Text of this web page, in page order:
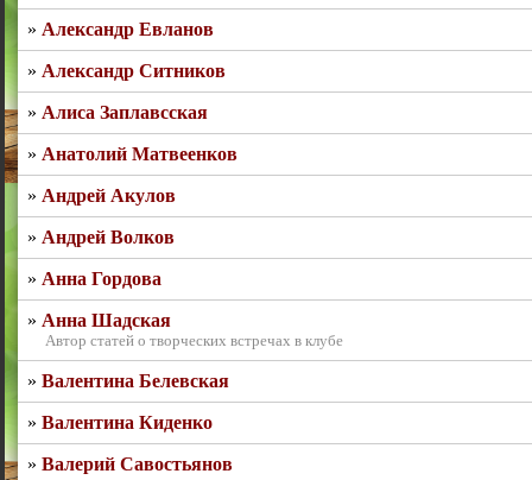
Александр Евланов
Александр Ситников
Алиса Заплавсская
Анатолий Матвеенков
Андрей Акулов
Андрей Волков
Анна Гордова
Анна Шадская
Автор статей о творческих встречах в клубе
Валентина Белевская
Валентина Киденко
Валерий Савостьянов